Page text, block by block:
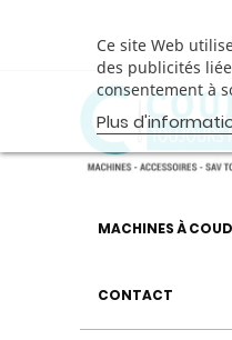
Ce site Web
des publicités
consentement à
Plus
MACHINES À
CONTACT